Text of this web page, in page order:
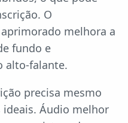
O
melhora a
fundo e
alto-falante.
precisa mesmo
ideais. Áudio melhor